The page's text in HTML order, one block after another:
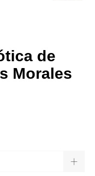
de
Morales